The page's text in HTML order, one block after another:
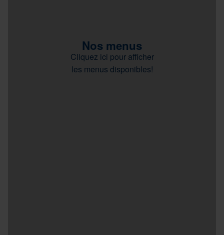
Nos menus
Cliquez ici pour afficher
les menus disponibles!